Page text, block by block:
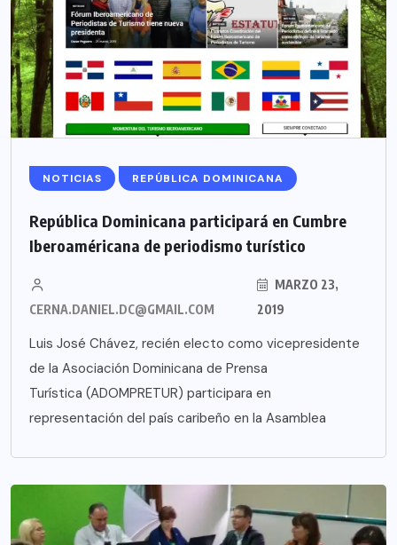
NOTICIAS REPÚBLICA DOMINICANA
República Dominicana participará en Cumbre
Iberoaméricana de periodismo turístico
CERNA.DANIEL.DC@GMAIL.COM
MARZO 23,
2019
Luis José Chávez, recién electo como vicepresidente
de la Asociación Dominicana de Prensa
Turística (ADOMPRETUR) participara en
representación del país caribeño en la Asamblea